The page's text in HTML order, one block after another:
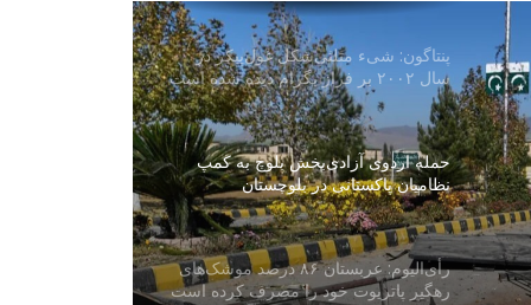
پنتاگون: شیء مثلثی‌شکل غول‌پیکر در
سال ۲۰۰۲ بر فراز بگرام دیده شده است
حمله اردوی آزادی‌بخش بلوچ به کمپ
نظامیان پاکستانی در بلوچستان
رأی‌الیوم: عربستان ۸۶ درصد موشک‌های
رهگیر پاتریوت خود را مصرف کرده است